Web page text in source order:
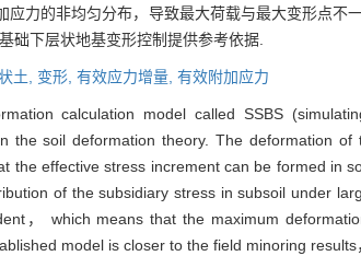
应力的非均匀分布，导致最大荷载与最大变形点
础下层状地基变形控制提供参考依据.
土, 变形, 有效应力增量, 有效附加应力
calculation model called SSBS
the soil deformation theory. The deformation
the effective stress increment can be formed in
of the subsidiary stress in subsoil under
， which means that the maximum
model is closer to the field minoring